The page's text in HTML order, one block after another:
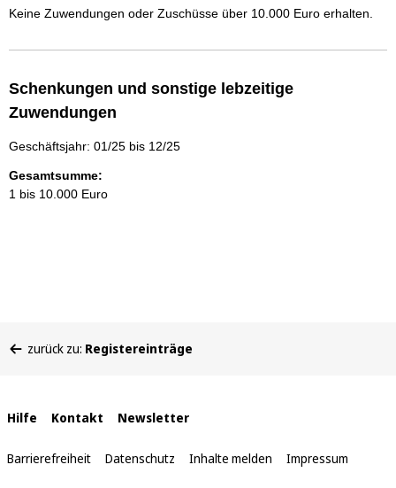
Keine Zuwendungen oder Zuschüsse über 10.000 Euro erhalten.
Schenkungen und sonstige lebzeitige
Zuwendungen
Geschäftsjahr: 01/25 bis 12/25
Gesamtsumme:
1 bis 10.000 Euro
befinden
zurück zu: Registereinträge
Interne
Links
Hilfe Kontakt Newsletter
Barrierefreiheit Datenschutz Inhalte melden Impressum